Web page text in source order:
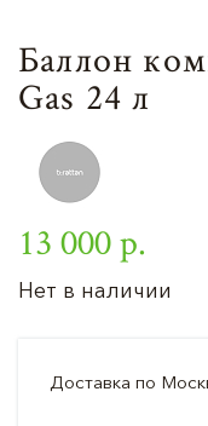
Баллон
Gas 24 л
13 000 р.
Нет в наличии
Доставка по